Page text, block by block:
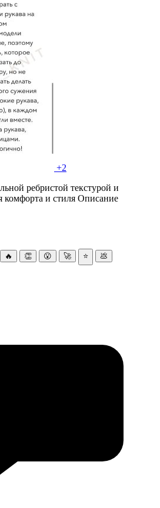
+2
ребристой текстурой и
комфорта и стиля Описание
🔥 👏 😮 🚀 ⭐ 💩